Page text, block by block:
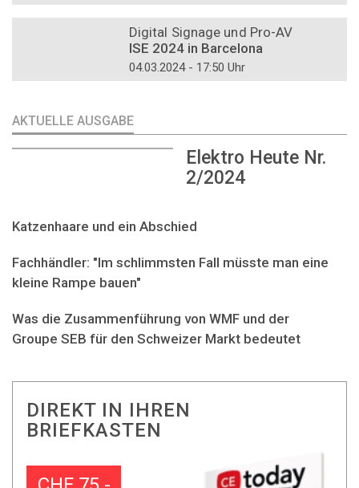
Digital Signage und Pro-AV
ISE 2024 in Barcelona
04.03.2024 - 17:50 Uhr
AKTUELLE AUSGABE
Elektro Heute Nr.
2/2024
Katzenhaare und ein Abschied
Fachhändler: "Im schlimmsten Fall müsste man eine
kleine Rampe bauen"
Was die Zusammenführung von WMF und der
Groupe SEB für den Schweizer Markt bedeutet
DIREKT IN IHREN
BRIEFKASTEN